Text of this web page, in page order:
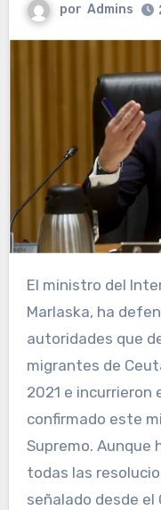
por Admins
El ministro del Interior, Fernando Grande-
Marlaska, ha
autoridades que
migrantes de
2021 e incurrieron
confirmado este
Supremo. Aunque
todas las
señalado desde el